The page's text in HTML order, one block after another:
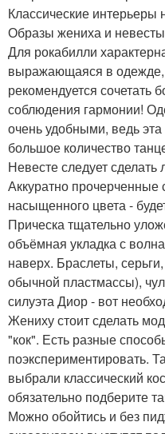
Классические интерьеры
Образы жениха и
Для рокабилли
выражающаяся в одежде,
рекомендуется сочетать
соблюдения гармонии!
очень удобными, ведь эта
большое количество
Невесте следует
Аккуратно прочерченные
насыщенного цвета -
Прическа тщательно
объёмная укладка с
наверх. Браслеты,
обычной пластмассы),
силуэта Диор - вот
Жениху стоит сделать
"кок". Есть разные
поэкспериментировать.
выбрали классический
обязательно подберите
Можно обойтись и без